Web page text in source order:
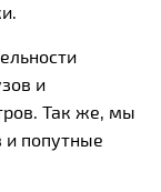
и
Так же, мы
и попутные